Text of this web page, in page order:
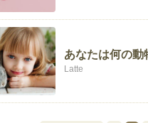
あなたは何の
Latte